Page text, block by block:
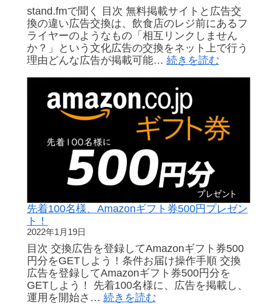
前
回
よ
り
5
倍！
上
が
い
す！！
換
広
告
で
営
績
向
上！
こ
無
料
広
告
だ！
stand.fmで聞く 目次 無料掲載サイトと広告交
換の違い広告交換は、飲食店のレジ前にあるフ
ライヤーのようなもの「相互リンクしません
か？」という文化広告の交換をネット上で行う
理由どんな広告が掲載可能… 続きを読む:
載
で
広
告」
紹
介
広
告
費
先着100名様、Amazonギフト券500円プレゼン
ト！
2022年1月19日
目次 交換広告を登録してAmazonギフト券500
円分をGETしよう！条件お届け操作手順 交換
広告を登録してAmazonギフト券500円分を
GETしよう！ 先着100名様に、広告を掲載し、
運用を開始さ… 続きを読む: